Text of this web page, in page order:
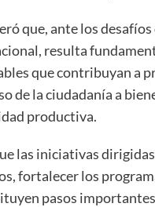
que, ante los
resulta
que contribuyan a
de la ciudadanía a
productiva.
las iniciativas
fortalecer los
pasos